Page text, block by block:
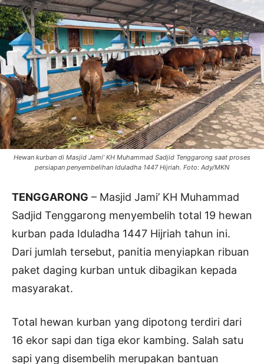
Hewan kurban di Masjid Jami’ KH Muhammad Sadjid Tenggarong saat proses
persiapan penyembelihan Iduladha 1447 Hijriah. Foto: Ady/MKN
TENGGARONG – Masjid Jami’ KH Muhammad
Sadjid Tenggarong menyembelih total 19 hewan
kurban pada Iduladha 1447 Hijriah tahun ini.
Dari jumlah tersebut, panitia menyiapkan ribuan
paket daging kurban untuk dibagikan kepada
masyarakat.
Total hewan kurban yang dipotong terdiri dari
16 ekor sapi dan tiga ekor kambing. Salah satu
sapi yang disembelih merupakan bantuan